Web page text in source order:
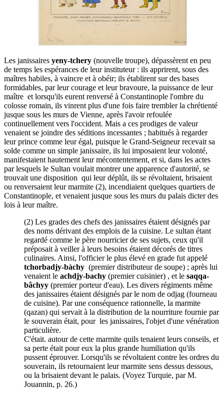
Les janissaires yeny-tchery (nouvelle troupe), dépassèrent en peu
de temps les espérances de leur instituteur : ils apprirent, sous des
maîtres habiles, à vaincre et à obéir; ils établirent sur des bases
formidables, par leur courage et leur bravoure, la puissance de leur
maître et lorsqu'ils eurent renversé à Constantinople l'ombre du
colosse romain, ils vinrent plus d'une fois faire trembler la chrétienté
jusque sous les murs de Vienne, après l'avoir refoulée
continuellement vers l'occident. Mais a ces prodiges de valeur
venaient se joindre des séditions incessantes ; habitués à regarder
leur prince comme leur égal, puisque le Grand-Seigneur recevait sa
solde comme un simple janissaire, ils lui imposaient leur volonté,
manifestaient hautement leur mécontentement, et si, dans les actes
par lesquels le Sultan voulait montrer une apparence d'autorité, se
trouvait une disposition qui leur déplût, ils se révoltaient, brisaient
ou renversaient leur marmite (2), incendiaient quelques quartiers de
Constantinople, et venaient jusque sous les murs du palais dicter des
lois à leur maître.
(2) Les grades des chefs des janissaires étaient désignés par
des noms dérivant des emplois de la cuisine. Le sultan étant
regardé comme le père nourricier de ses sujets, ceux qu'il
préposait à veiller à leurs besoins étaient décorés de titres
culinaires. Ainsi, l'officier le plus élevé en grade fut appelé
tchorbadjy-bàchy (premier distributeur de soupe) ; après lui
venaient le achdjy-bachy (premier cuisinier) , et le saqqa-
bâchyy (premier porteur d'eau). Les divers régiments même
des janissaires étaient désignés par le nom de odjag (fourneau
de cuisine). Par une conséquence rationnelle, la marmite
(qazan) qui servait à la distribution de la nourriture fournie par
le souverain était, pour les janissaires, l'objet d'une vénération
particulière.
C'était. autour de cette marmite quils tenaient leurs conseils, et
sa perte était pour eux la plus grande humiliation qu'ils
pussent éprouver. Lorsqu'ils se révoltaient contre les ordres du
souverain, ils retournaient leur marmite sens dessus dessous,
ou la brisaient devant le palais. (Voyez Turquie, par M.
Jouannin, p. 26.)